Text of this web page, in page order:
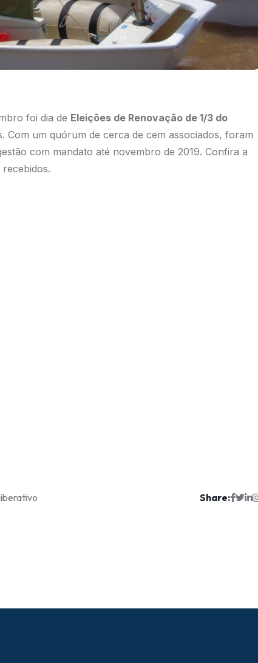
foi dia de Eleições de Renovação de 1/3 do
Com um quórum de cerca de cem associados, foram
com mandato até novembro de 2019. Confira a
Share: